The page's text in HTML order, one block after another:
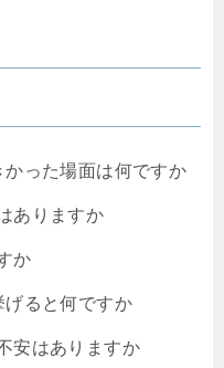
った場面は何ですか
ありますか
か
ると何ですか
安はありますか